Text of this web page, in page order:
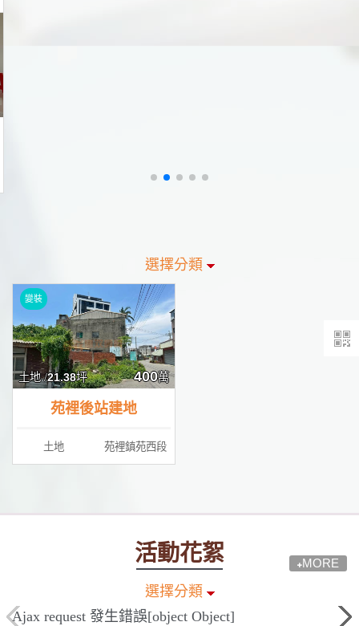
選擇分類
苑裡後站建地
土地 /21.38坪 400萬
土地 苑裡鎮苑西段
活動花絮 MORE
選擇分類
Ajax request 發生錯誤[object Object]